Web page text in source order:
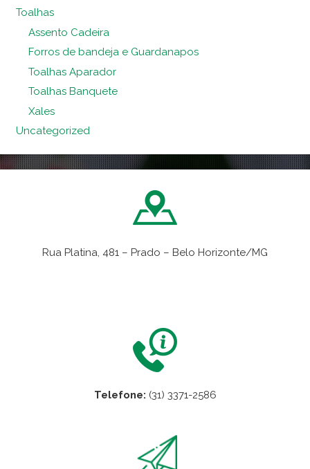
Toalhas
Assento Cadeira
Forros de bandeja e Guardanapos
Toalhas Aparador
Toalhas Banquete
Xales
Uncategorized
Rua Platina, 481 – Prado – Belo Horizonte/MG
Telefone: (31) 3371-2586